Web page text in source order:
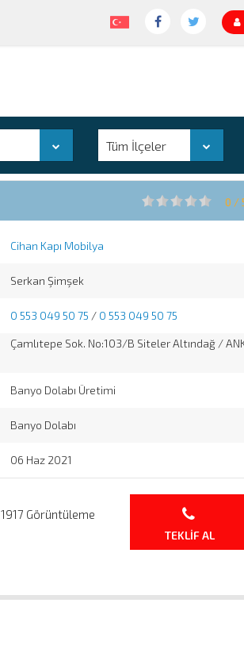
Tüm İlçeler
0 /
Cihan Kapı Mobilya
Serkan Şimşek
0 553 049 50 75 / 0 553 049 50 75
Çamlıtepe Sok. No:103/B Siteler Altındağ /
Banyo Dolabı Üretimi
Banyo Dolabı
06 Haz 2021
1917 Görüntüleme
TEKLIF AL